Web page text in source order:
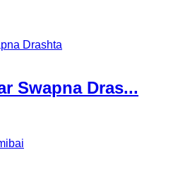
Swapna Dras...